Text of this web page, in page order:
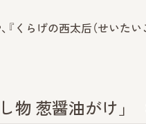
『くらげの西太后（せいた
葱醤油がけ」